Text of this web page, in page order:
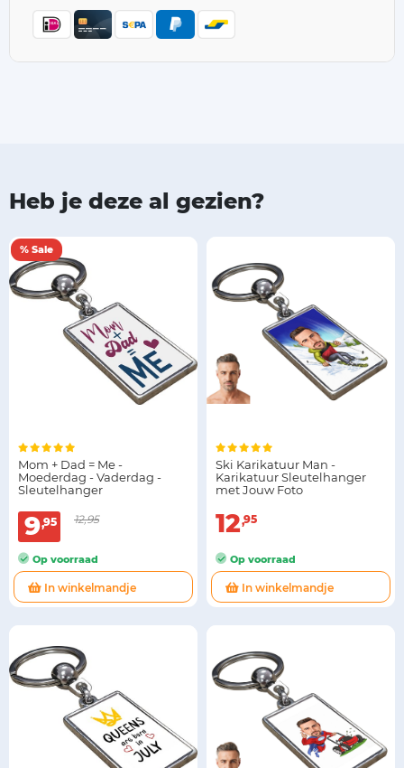
Heb je deze al gezien?
% Sale
Mom + Dad = Me -
Moederdag - Vaderdag -
Sleutelhanger
9 95 12,95
Op voorraad
In winkelmandje
Ski Karikatuur Man -
Karikatuur Sleutelhanger
met Jouw Foto
12 95
Op voorraad
In winkelmandje